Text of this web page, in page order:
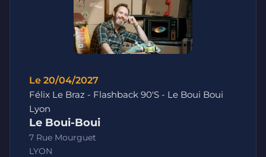
Le 20/04/2027
Félix Le Braz - Flashback 90'S - Le Boui Boui
Lyon
Le Boui-Boui
7 Rue Mourguet
LYON